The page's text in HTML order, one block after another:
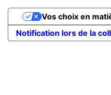
Notification lors de la
Vos choix en